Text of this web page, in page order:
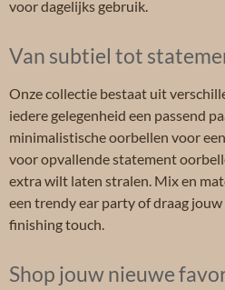
voor dagelijks gebruik.
Van subtiel tot
Onze collectie bestaat uit
iedere gelegenheid een passend
minimalistische oorbellen voor
voor opvallende statement
extra wilt laten stralen. Mix en
een trendy ear party of draag
finishing touch.
Shop jouw nieuwe